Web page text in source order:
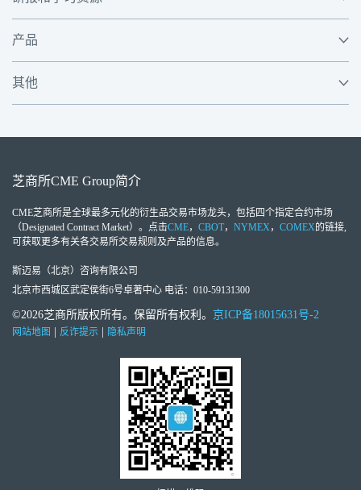
产品
其他
芝商所CME Group简介
CME芝商所是全球最多元化的衍生品交易市场龙头，包括四个指定合约市场
（Designated Contract Market）。点击CME， CBOT， NYMEX， COMEX的链接,
可获取更多有关各交易所交易规则及产品的信息。
斯迈易（北京）咨询有限公司
北京市西城区武定侯街6号卓著中心 电话：010-59131300
©2026芝商所版权所有。保留所有权利。 京ICP备18015631号-2
网站地图 反诈提示 隐私声明